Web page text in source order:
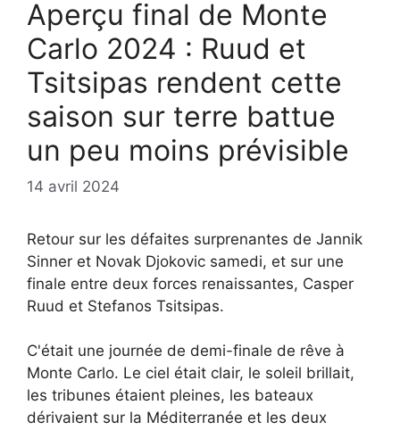
Aperçu final de Monte
Carlo 2024 : Ruud et
Tsitsipas rendent cette
saison sur terre battue
un peu moins prévisible
14 avril 2024
Retour sur les défaites surprenantes de Jannik
Sinner et Novak Djokovic samedi, et sur une
finale entre deux forces renaissantes, Casper
Ruud et Stefanos Tsitsipas.
C'était une journée de demi-finale de rêve à
Monte Carlo. Le ciel était clair, le soleil brillait,
les tribunes étaient pleines, les bateaux
dérivaient sur la Méditerranée et les deux